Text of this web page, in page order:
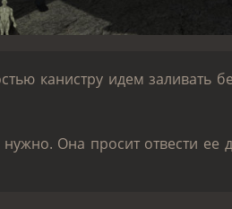
канистру идем заливать
Она просит отвести